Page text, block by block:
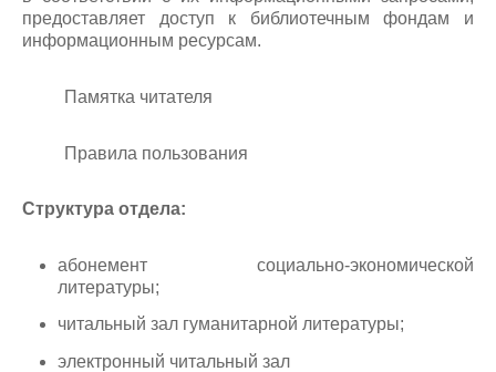
предоставляет доступ к библиотечным фондам и
информационным ресурсам.
Памятка читателя
Правила пользования
Структура отдела:
абонемент социально-экономической
литературы;
читальный зал гуманитарной литературы;
электронный читальный зал